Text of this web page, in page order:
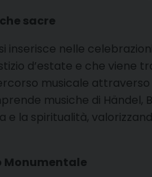
sacre
inserisce nelle
d’estate e che viene
musicale
musiche di Händel,
e la spiritualità,
Monumentale